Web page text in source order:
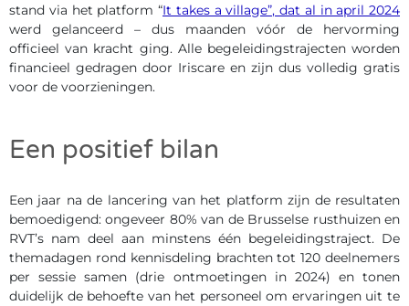
stand via het platform “It takes a village”, dat al in april 2024
werd gelanceerd – dus maanden vóór de hervorming
officieel van kracht ging. Alle begeleidingstrajecten worden
financieel gedragen door Iriscare en zijn dus volledig gratis
voor de voorzieningen.
Een positief bilan
Een jaar na de lancering van het platform zijn de resultaten
bemoedigend: ongeveer 80% van de Brusselse rusthuizen en
RVT’s nam deel aan minstens één begeleidingstraject. De
themadagen rond kennisdeling brachten tot 120 deelnemers
per sessie samen (drie ontmoetingen in 2024) en tonen
duidelijk de behoefte van het personeel om ervaringen uit te